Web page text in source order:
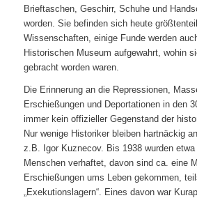
Brieftaschen, Geschirr, Schuhe und
worden. Sie befinden sich heute
Wissenschaften, einige Funde werden
Historischen Museum aufgewahrt, wohin
gebracht worden waren.
Die Erinnerung an die Repressionen,
Erschießungen und Deportationen in den
immer kein offizieller Gegenstand der
Nur wenige Historiker bleiben hartnäckig
z.B. Igor Kuznecov. Bis 1938 wurden
Menschen verhaftet, davon sind ca. eine
Erschießungen ums Leben gekommen,
„Exekutionslagern“. Eines davon war